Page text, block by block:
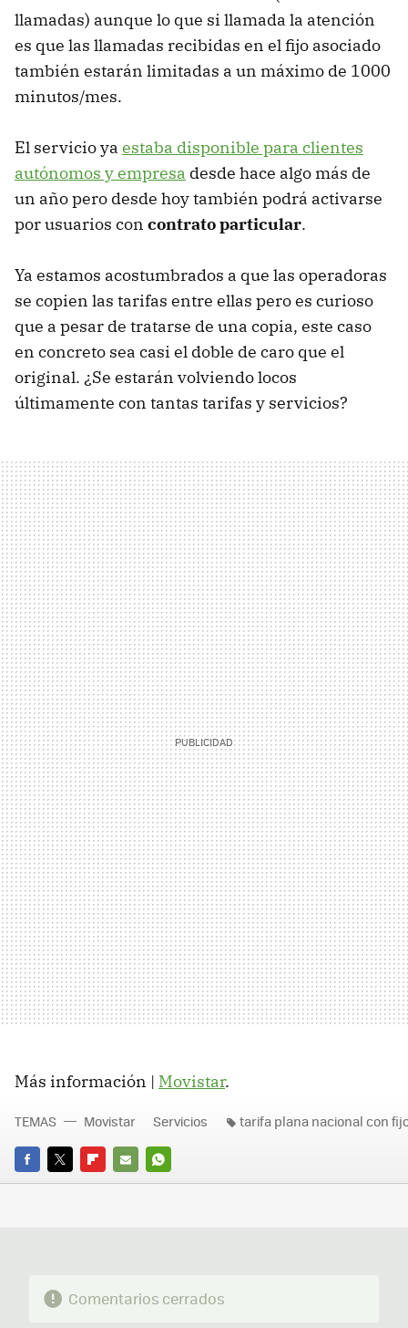
llamadas) aunque lo que si llamada la atención
es que las llamadas recibidas en el fijo asociado
también estarán limitadas a un máximo de 1000
minutos/mes.
El servicio ya estaba disponible para clientes
autónomos y empresa desde hace algo más de
un año pero desde hoy también podrá activarse
por usuarios con contrato particular.
Ya estamos acostumbrados a que las operadoras
se copien las tarifas entre ellas pero es curioso
que a pesar de tratarse de una copia, este caso
en concreto sea casi el doble de caro que el
original. ¿Se estarán volviendo locos
últimamente con tantas tarifas y servicios?
Más información | Movistar.
FACEBOOK
TWITTERFLIPBOARD
E-
WHATSAPP
TEMAS Movistar Servicios tarifa plana nacional con
Comentarios cerrados